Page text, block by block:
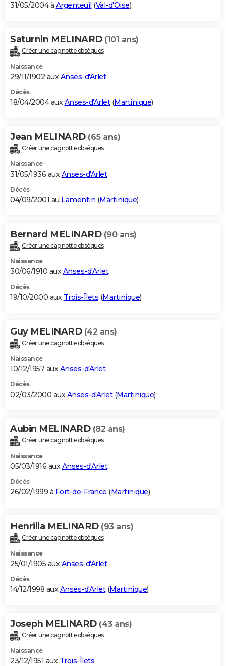
31/05/2004 à Argenteuil (Val-d'Oise)
Saturnin MELINARD (101 ans)
Créer une cagnotte obsèques
Naissance
29/11/1902 auxAnses-d'Arlet
Décès
18/04/2004 auxAnses-d'Arlet(Martinique)
Jean MELINARD (65 ans)
Créer une cagnotte obsèques
Naissance
31/05/1936 auxAnses-d'Arlet
Décès
04/09/2001 au Lamentin (Martinique)
Bernard MELINARD (90 ans)
Créer une cagnotte obsèques
Naissance
30/06/1910 auxAnses-d'Arlet
Décès
19/10/2000 aux Trois-Îlets (Martinique)
Guy MELINARD (42 ans)
Créer une cagnotte obsèques
Naissance
10/12/1957 auxAnses-d'Arlet
Décès
02/03/2000 auxAnses-d'Arlet(Martinique)
Aubin MELINARD (82 ans)
Créer une cagnotte obsèques
Naissance
05/03/1916 auxAnses-d'Arlet
Décès
26/02/1999 à Fort-de-France (Martinique)
Henrilia MELINARD (93 ans)
Créer une cagnotte obsèques
Naissance
25/01/1905 auxAnses-d'Arlet
Décès
14/12/1998 auxAnses-d'Arlet(Martinique)
Joseph MELINARD (43 ans)
Créer une cagnotte obsèques
Naissance
23/12/1951 aux Trois-Îlets